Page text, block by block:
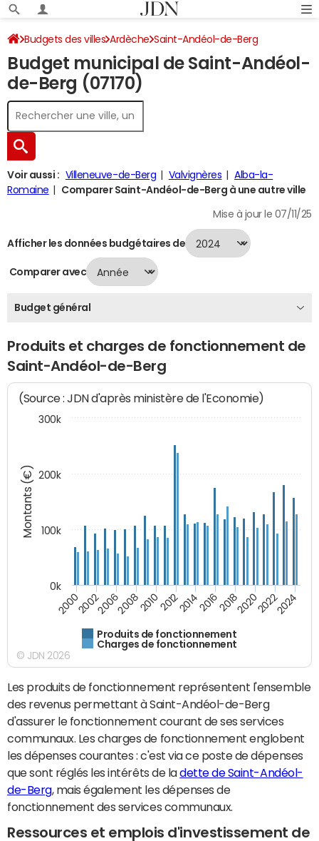
Budgets des villes Ardèche Saint-Andéol-de-Berg
Budget 2024
Budget municipal de Saint-Andéol-
de-Berg (07170)
Voir aussi : Villeneuve-de-Berg Valvignères
Alba-la-
Romaine
Comparer Saint-Andéol-de-Berg à une autre ville
Mise à jour le 07/11/25
Afficher les données budgétaires de
Comparer avec
Budget général
Produits et charges de fonctionnement de
Saint-Andéol-de-Berg
Montants (€)
(Source : JDN d'après ministère de l'Economie)
Produits de fonctionnement
Charges de fonctionnement
200020022006200820102012201420162018202020222024
0k
100k
200k
300k
© JDN 2026
Les produits de fonctionnement représentent l'ensemble
des revenus permettant à Saint-Andéol-de-Berg
d'assurer le fonctionnement courant de ses services
communaux. Les charges de fonctionnement englobent
les dépenses courantes : c'est via ce poste de dépenses
que sont réglés les intérêts de ladette de Saint-Andéol-
de-Berg, mais également les dépenses de
fonctionnement des services communaux.
Ressources et emplois d'investissement de